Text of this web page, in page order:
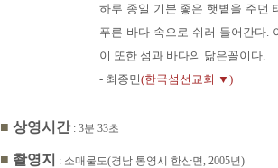
하루 종일 기분 좋은 햇볕을 주던
푸른 바다 속으로 쉬러 들어간다.
이 또한 섬과 바다의 닮은꼴이다.
- 최종민(한국섬선교회 ▼)
■ 상영시간: 3분 33초
■ 촬영지 : 소매물도(경남 통영시 한산면, 2005년)